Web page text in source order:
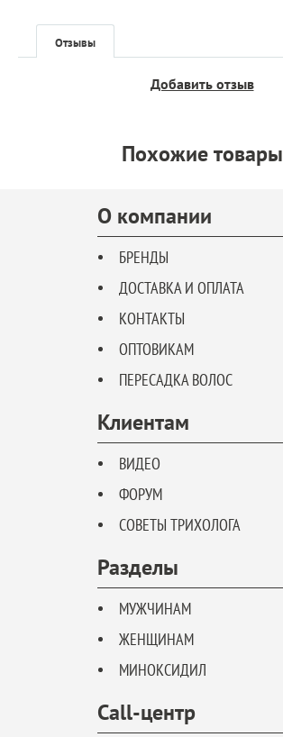
Отзывы
Добавить отзыв
Похожие товары
О компании
БРЕНДЫ
ДОСТАВКА И ОПЛАТА
КОНТАКТЫ
ОПТОВИКАМ
ПЕРЕСАДКА ВОЛОС
Клиентам
ВИДЕО
ФОРУМ
СОВЕТЫ ТРИХОЛОГА
Разделы
МУЖЧИНАМ
ЖЕНЩИНАМ
МИНОКСИДИЛ
Call-центр